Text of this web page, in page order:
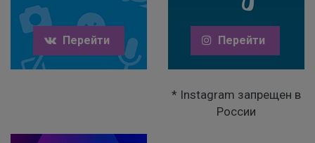
Перейти Перейти
* Instagram запрещен в
России